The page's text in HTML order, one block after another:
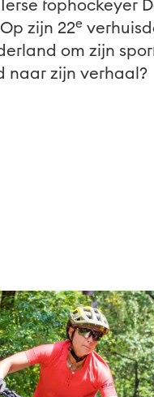
tophockeyer
zijn 22e
om zijn
naar zijn verhaal?